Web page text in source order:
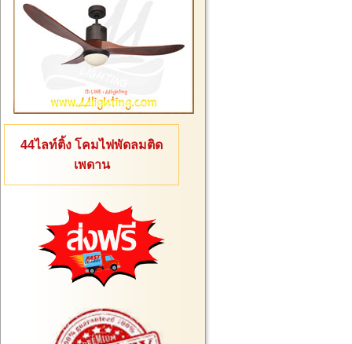
44ไลท์ติ้ง โคมไฟพัดลมติด
เพดาน